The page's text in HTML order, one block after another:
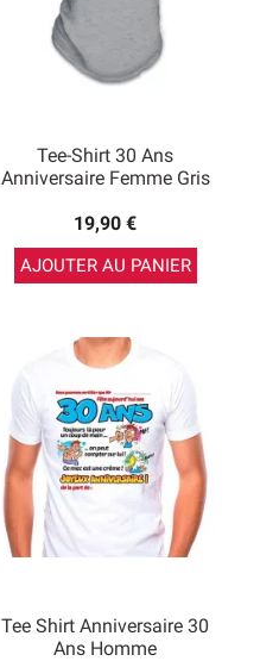
Tee-Shirt 30 Ans
Anniversaire Femme Gris
19,90 €
AJOUTER AU PANIER
Tee Shirt Anniversaire 30
Ans Homme